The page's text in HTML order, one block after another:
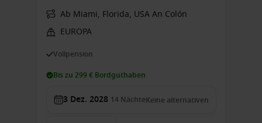
Ab Miami, Florida, USA An Colón
EUROPA
Vollpension
Bis zu 299 € Bordguthaben
3 Dez. 2028 14 NächteKeine alternativen